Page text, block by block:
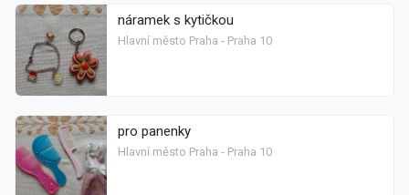
náramek s kytičkou
Hlavní město Praha - Praha 10
pro panenky
Hlavní město Praha - Praha 10